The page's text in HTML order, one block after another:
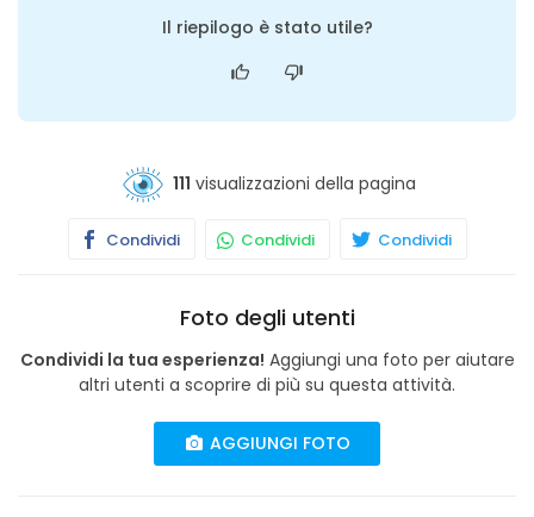
Il riepilogo è stato utile?
111 visualizzazioni della pagina
Condividi Condividi Condividi
Foto degli utenti
Condividi la tua esperienza! Aggiungi una foto per aiutare
altri utenti a scoprire di più su questa attività.
AGGIUNGI FOTO